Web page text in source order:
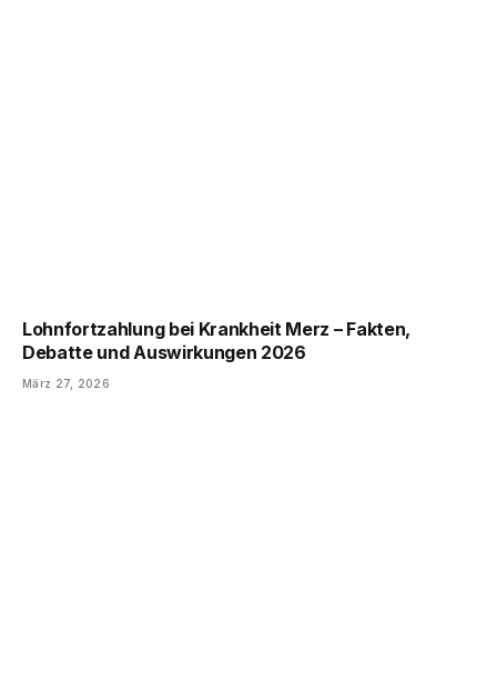
Lohnfortzahlung bei Krankheit Merz – Fakten,
Debatte und Auswirkungen 2026
März 27, 2026